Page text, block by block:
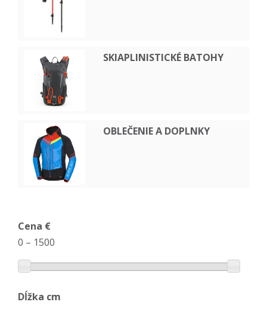
SKIAPLINISTICKÉ BATOHY
OBLEČENIE A DOPLNKY
Cena €
0 – 1500
Dĺžka cm